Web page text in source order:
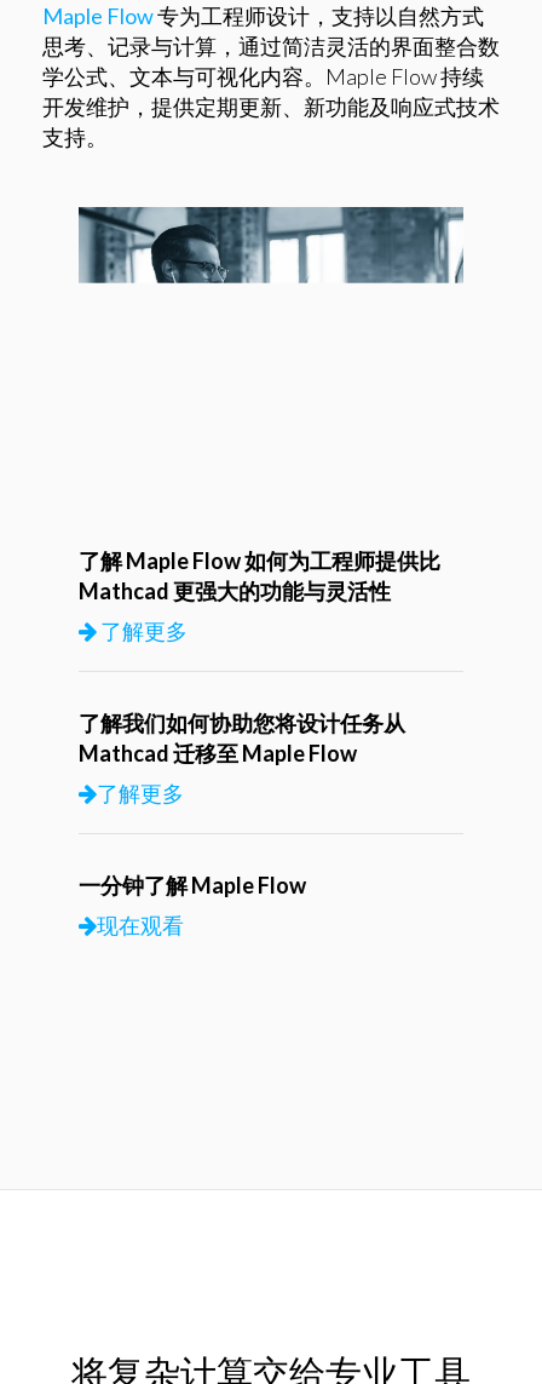
Maple Flow专为工程师设计​​，支持以自然方式​​
思考、记录与计算​​，通过简洁灵活的界面整合数
学公式、文本与可视化内容。Maple Flow 持续
开发维护，提供​​定期更新、新功能及响应式技术
支持​​。
了解 Maple Flow 如何为工程师提供比
Mathcad 更强大的功能与灵活性​
了解更多
了解我们如何协助您将设计任务从
Mathcad 迁移至 Maple Flow​
了解更多
一分钟了解 Maple Flow
现在观看
将复杂计算交给专业工具​